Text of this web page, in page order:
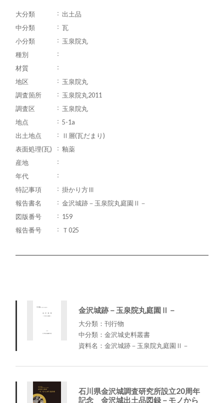
大分類
出土品
中分類
瓦
小分類
玉泉院丸
種別
材質
地区
玉泉院丸
調査箇所
玉泉院丸2011
調査区
玉泉院丸
地点
5-1a
出土地点
Ⅱ層(瓦だまり)
表面処理(瓦)
釉薬
産地
年代
特記事項
掛かり方Ⅲ
報告書名
金沢城跡－玉泉院丸庭園Ⅱ－
図版番号
159
報告番号
Ｔ025
金沢城跡－玉泉院丸庭園Ⅱ－
大分類：刊行物
中分類：金沢城史料叢書
資料名：金沢城跡－玉泉院丸庭園Ⅱ－
石川県金沢城調査研究所設立20周年
記念 金沢城出土品図録－モノから